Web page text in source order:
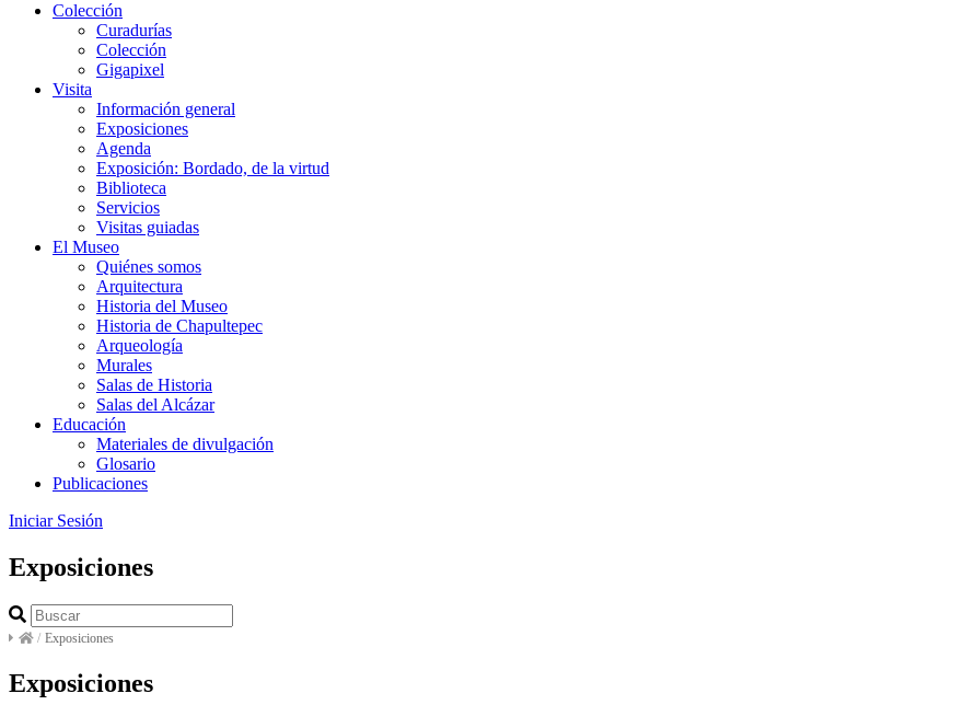
Colección
Curadurías
Colección
Gigapixel
Visita
Información general
Exposiciones
Agenda
Exposición: Bordado, de la virtud
Biblioteca
Servicios
Visitas guiadas
El Museo
Quiénes somos
Arquitectura
Historia del Museo
Historia de Chapultepec
Arqueología
Murales
Salas de Historia
Salas del Alcázar
Educación
Materiales de divulgación
Glosario
Publicaciones
Iniciar Sesión
Exposiciones
/ Exposiciones
Exposiciones